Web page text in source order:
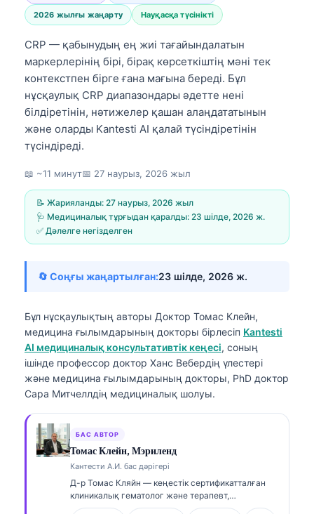
2026 жылғы жаңарту Науқасқа түсінікті
CRP — қабынудың ең жиі тағайындалатын
маркерлерінің бірі, бірақ көрсеткіштің мәні тек
контекстпен бірге ғана мағына береді. Бұл
нұсқаулық CRP диапазондары әдетте нені
білдіретінін, нәтижелер қашан алаңдататынын
және оларды Kantesti AI қалай түсіндіретінін
түсіндіреді.
📖 ~11 минут📅 27 наурыз, 2026 жыл
📝 Жарияланды: 27 наурыз, 2026 жыл
🩺 Медициналық тұрғыдан қаралды: 23 шілде, 2026 ж.
✅ Дәлелге негізделген
🔄 Соңғы жаңартылған:23 шілде, 2026 ж.
Бұл нұсқаулықтың авторы Доктор Томас Клейн,
медицина ғылымдарының докторы бірлесіп Kantesti
AI медициналық консультативтік кеңесі, соның
ішінде профессор доктор Ханс Вебердің үлестері
және медицина ғылымдарының докторы, PhD доктор
Сара Митчеллдің медициналық шолуы.
БАС АВТОР
Томас Клейн, Мэриленд
Кантести А.И. бас дәрігері
Д-р Томас Кляйн — кеңестік сертификатталған
клиникалық гематолог және терапевт,
зертханалық медицина саласында және ЖИ-мен